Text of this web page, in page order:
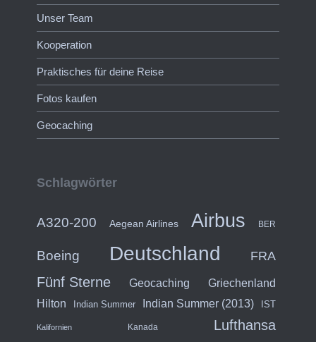
Unser Team
Kooperation
Praktisches für deine Reise
Fotos kaufen
Geocaching
Schlagwörter
A320-200 Aegean Airlines Airbus BER
Boeing Deutschland FRA
Fünf Sterne Geocaching Griechenland
Hilton Indian Summer Indian Summer (2013) IST
Kalifornien Kanada Lufthansa